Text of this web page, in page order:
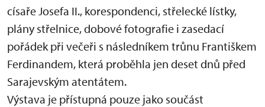
císaře Josefa II., korespondenci, střelecké lístky,
plány střelnice, dobové fotografie i zasedací
pořádek při večeři s následníkem trůnu Františkem
Ferdinandem, která proběhla jen deset dnů před
Sarajevským atentátem.
Výstava je přístupná pouze jako součást